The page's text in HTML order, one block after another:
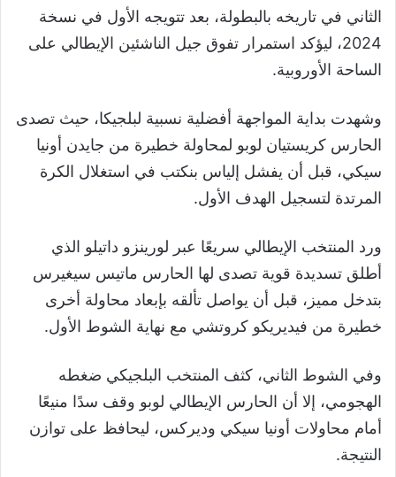
الثاني في تاريخه بالبطولة، بعد تتويجه الأول في نسخة
2024، ليؤكد استمرار تفوق جيل الناشئين الإيطالي على
الساحة الأوروبية.
وشهدت بداية المواجهة أفضلية نسبية لبلجيكا، حيث تصدى
الحارس كريستيان لوبو لمحاولة خطيرة من جايدن أونيا
سيكي، قبل أن يفشل إلياس بنكتب في استغلال الكرة
المرتدة لتسجيل الهدف الأول.
ورد المنتخب الإيطالي سريعًا عبر لورينزو داتيلو الذي
أطلق تسديدة قوية تصدى لها الحارس ماتيس سيغيرس
بتدخل مميز، قبل أن يواصل تألقه بإبعاد محاولة أخرى
خطيرة من فيديريكو كروتشي مع نهاية الشوط الأول.
وفي الشوط الثاني، كثف المنتخب البلجيكي ضغطه
الهجومي، إلا أن الحارس الإيطالي لوبو وقف سدًا منيعًا
أمام محاولات أونيا سيكي وديركس، ليحافظ على توازن
النتيجة.